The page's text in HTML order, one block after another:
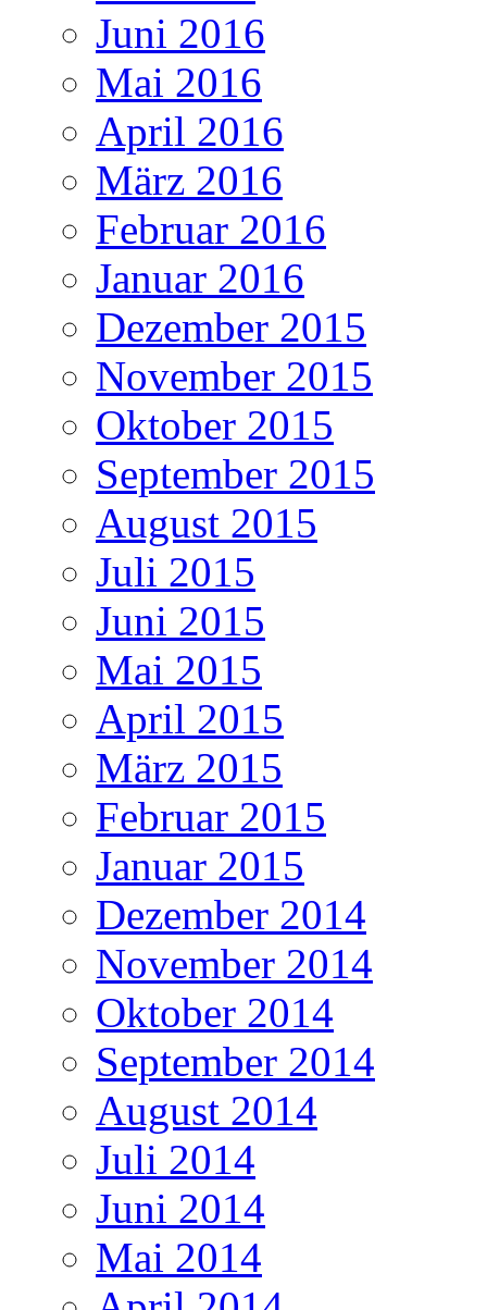
Juni 2016
Mai 2016
April 2016
März 2016
Februar 2016
Januar 2016
Dezember 2015
November 2015
Oktober 2015
September 2015
August 2015
Juli 2015
Juni 2015
Mai 2015
April 2015
März 2015
Februar 2015
Januar 2015
Dezember 2014
November 2014
Oktober 2014
September 2014
August 2014
Juli 2014
Juni 2014
Mai 2014